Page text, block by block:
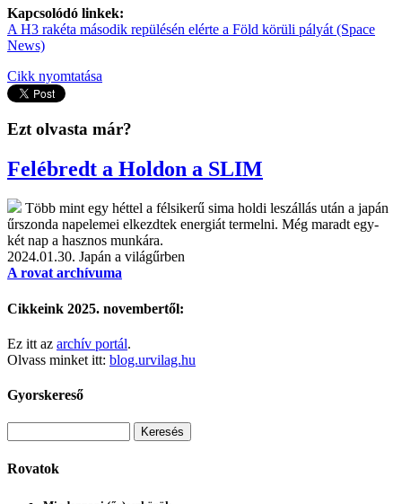
Kapcsolódó linkek:
A H3 rakéta második repülésén elérte a Föld körüli pályát (Space
News)
Cikk nyomtatása
Ezt olvasta már?
Felébredt a Holdon a SLIM
Több mint egy héttel a félsikerű sima holdi leszállás után a japán
űrszonda napelemei elkezdtek energiát termelni. Még maradt egy-
két nap a hasznos munkára.
2024.01.30. Japán a világűrben
A rovat archívuma
Cikkeink 2025. novembertől:
Ez itt az archív portál.
Olvass minket itt: blog.urvilag.hu
Gyorskereső
Rovatok